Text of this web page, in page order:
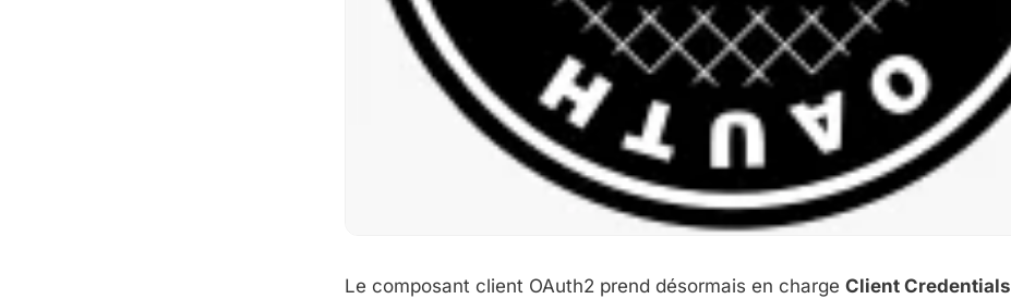
Le composant client OAuth2 prend désormais en charge Client Credentials